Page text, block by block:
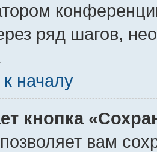
ряд шагов,
началу
кнопка
вам